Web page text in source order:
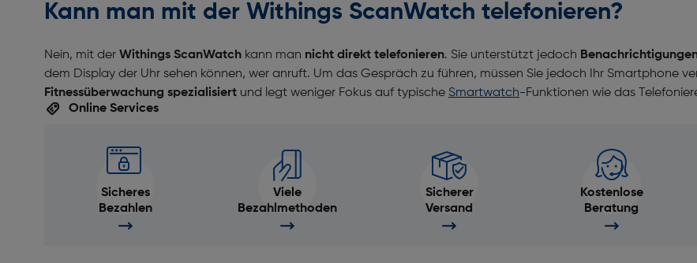
Kann man mit der Withings ScanWatch telefonieren?
Nein, mit der Withings ScanWatch kann man nicht direkt telefonieren. Sie unterstützt jedoch
dem Display der Uhr sehen können, wer anruft. Um das Gespräch zu führen, müssen Sie jedoch Ihr Smartphone
Fitnessüberwachung spezialisiert und legt weniger Fokus auf typische Smartwatch-Funktionen wie das
Online Services
Sicheres
Bezahlen
Viele
Bezahlmethoden
Sicherer
Versand
Kostenlose
Beratung